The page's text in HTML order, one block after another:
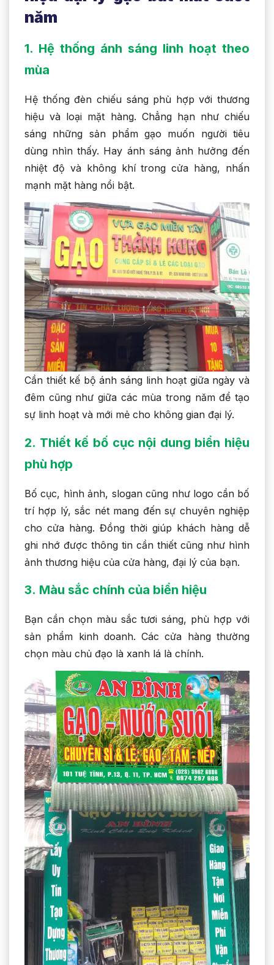
năm
1. Hệ thống ánh sáng linh hoạt theo
mùa
Hệ thống đèn chiếu sáng phù hợp với thương
hiệu và loại mặt hàng. Chẳng hạn như chiếu
sáng những sản phẩm gạo muốn người tiêu
dùng nhìn thấy. Hay ánh sáng ảnh hưởng đến
nhiệt độ và không khí trong cửa hàng, nhấn
mạnh mặt hàng nổi bật.
Cần thiết kế bộ ánh sáng linh hoạt giữa ngày và
đêm cũng như giữa các mùa trong năm để tạo
sự linh hoạt và mới mẻ cho không gian đại lý.
2. Thiết kế bố cục nội dung biển hiệu
phù hợp
Bố cục, hình ảnh, slogan cũng như logo cần bố
trí hợp lý, sắc nét mang đến sự chuyên nghiệp
cho cửa hàng. Đồng thời giúp khách hàng dễ
ghi nhớ được thông tin cần thiết cũng như hình
ảnh thương hiệu của cửa hàng, đại lý của bạn.
3. Màu sắc chính của biển hiệu
Bạn cần chọn màu sắc tươi sáng, phù hợp với
sản phẩm kinh doanh. Các cửa hàng thường
chọn màu chủ đạo là xanh lá là chính.